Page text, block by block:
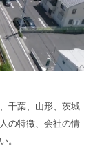
千葉、山形、茨城
の特徴、会社の情
。